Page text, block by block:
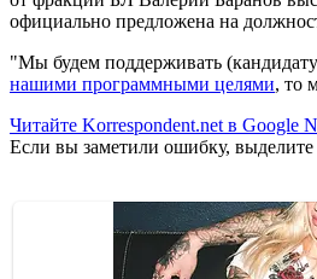
официально предложена на
"Мы будем поддерживать
нашими программными целями, то
Читайте Korrespondent.net в Google
Если вы заметили ошибку,